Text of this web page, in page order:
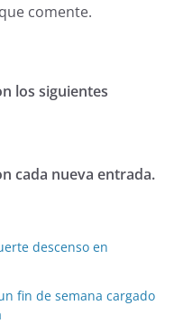
comente.
los siguientes
cada nueva entrada.
descenso en
fin de semana cargado